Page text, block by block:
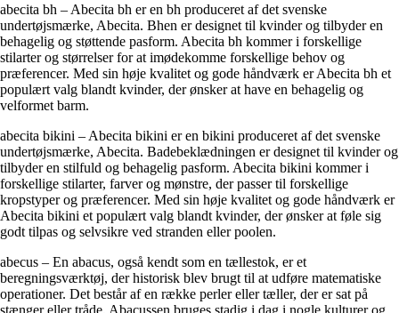
abecita bh – Abecita bh er en bh produceret af det svenske
undertøjsmærke, Abecita. Bhen er designet til kvinder og tilbyder en
behagelig og støttende pasform. Abecita bh kommer i forskellige
stilarter og størrelser for at imødekomme forskellige behov og
præferencer. Med sin høje kvalitet og gode håndværk er Abecita bh et
populært valg blandt kvinder, der ønsker at have en behagelig og
velformet barm.
abecita bikini – Abecita bikini er en bikini produceret af det svenske
undertøjsmærke, Abecita. Badebeklædningen er designet til kvinder og
tilbyder en stilfuld og behagelig pasform. Abecita bikini kommer i
forskellige stilarter, farver og mønstre, der passer til forskellige
kropstyper og præferencer. Med sin høje kvalitet og gode håndværk er
Abecita bikini et populært valg blandt kvinder, der ønsker at føle sig
godt tilpas og selvsikre ved stranden eller poolen.
abecus – En abacus, også kendt som en tællestok, er et
beregningsværktøj, der historisk blev brugt til at udføre matematiske
operationer. Det består af en række perler eller tæller, der er sat på
stænger eller tråde. Abacussen bruges stadig i dag i nogle kulturer og